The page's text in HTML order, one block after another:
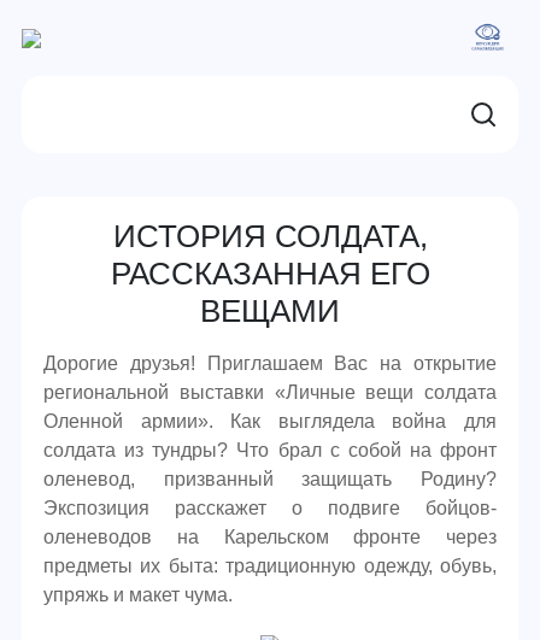
ИСТОРИЯ СОЛДАТА,
РАССКАЗАННАЯ ЕГО
ВЕЩАМИ
Дорогие друзья! Приглашаем Вас на открытие
региональной выставки «Личные вещи солдата
Оленной армии». Как выглядела война для
солдата из тундры? Что брал с собой на фронт
оленевод, призванный защищать Родину?
Экспозиция расскажет о подвиге бойцов-
оленеводов на Карельском фронте через
предметы их быта: традиционную одежду, обувь,
упряжь и макет чума.